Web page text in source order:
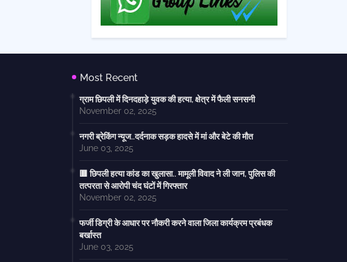
Most Recent
ग्राम छिपली में दिनदहाड़े युवक की हत्या, क्षेत्र में फैली सनसनी
November 02, 2025
नगरी ब्रेकिंग न्यूज..दर्दनाक सड़क हादसे में मां और बेटे की मौत
June 03, 2025
🟥 छिपली हत्या कांड का खुलासा.. मामूली विवाद ने ली जान, पुलिस की
तत्परता से आरोपी चंद घंटों में गिरफ्तार
November 02, 2025
फर्जी डिग्री के आधार पर नौकरी करने वाला जिला कार्यक्रम प्रबंधक
बर्खास्त
June 03, 2025